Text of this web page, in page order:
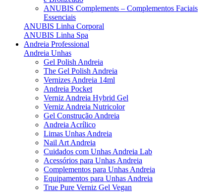
ANUBIS Complements – Complementos Faciais
Essenciais
ANUBIS Linha Corporal
ANUBIS Linha Spa
Andreia Professional
Andreia Unhas
Gel Polish Andreia
The Gel Polish Andreia
Vernizes Andreia 14ml
Andreia Pocket
Verniz Andreia Hybrid Gel
Verniz Andreia Nutricolor
Gel Construção Andreia
Andreia Acrílico
Limas Unhas Andreia
Nail Art Andreia
Cuidados com Unhas Andreia Lab
Acessórios para Unhas Andreia
Complementos para Unhas Andreia
Equipamentos para Unhas Andreia
True Pure Verniz Gel Vegan